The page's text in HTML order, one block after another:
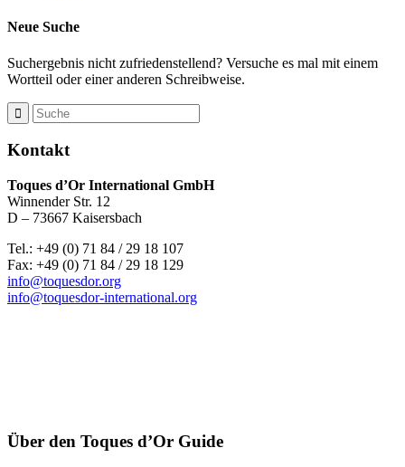
Neue Suche
Suchergebnis nicht zufriedenstellend? Versuche es mal mit einem
Wortteil oder einer anderen Schreibweise.
Kontakt
Toques d’Or International GmbH
Winnender Str. 12
D – 73667 Kaisersbach
Tel.: +49 (0) 71 84 / 29 18 107
Fax: +49 (0) 71 84 / 29 18 129
info@toquesdor.org
info@toquesdor-international.org
Über den Toques d’Or Guide